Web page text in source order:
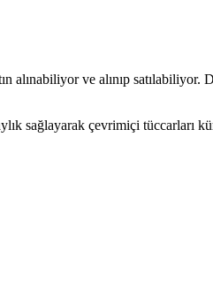
ve alınıp
sağlayarak çevrimiçi tüccarları